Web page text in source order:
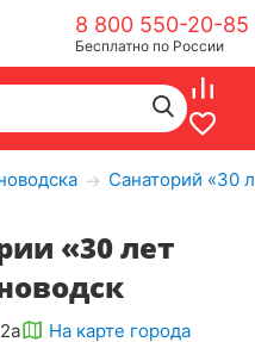
8 800 550-20-85
Бесплатно по России
→ Санаторий «30
«30 лет
На карте города